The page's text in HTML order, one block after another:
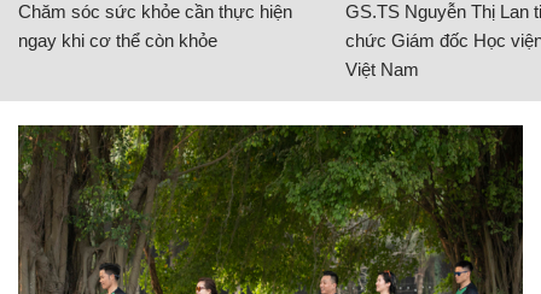
Chăm sóc sức khỏe cần thực hiện
ngay khi cơ thể còn khỏe
GS.TS Nguyễn Thị Lan
chức Giám đốc Học
Việt Nam